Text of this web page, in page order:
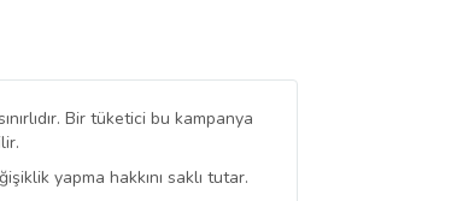
Bir tüketici bu kampanya
yapma hakkını saklı tutar.